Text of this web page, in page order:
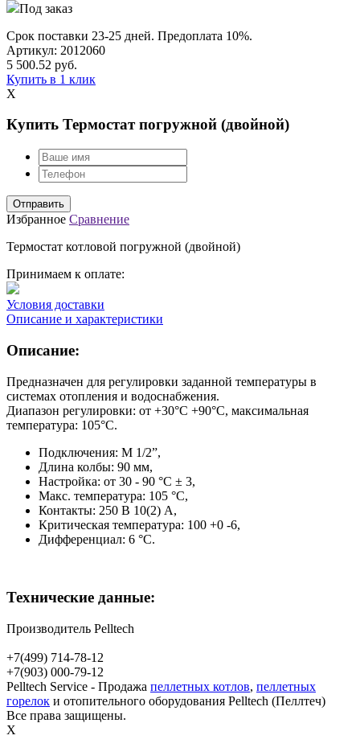
Под заказ
Срок поставки 23-25 дней. Предоплата 10%.
Артикул: 2012060
5 500.52 руб.
Купить в 1 клик
X
Купить Термостат погружной (двойной)
Избранное Сравнение
Термостат котловой погружной (двойной)
Принимаем к оплате:
Условия доставки
Описание и характеристики
Описание:
Предназначен для регулировки заданной температуры в
системах отопления и водоснабжения.
Диапазон регулировки: от +30°С +90°С, максимальная
температура: 105°С.
Подключения: M 1/2”,
Длина колбы: 90 мм,
Настройка: от 30 - 90 °C ± 3,
Макс. температура: 105 °C,
Контакты: 250 В 10(2) A,
Критическая температура: 100 +0 -6,
Дифференциал: 6 °C.
Технические данные:
Производитель Pelltech
+7(499) 714-78-12
+7(903) 000-79-12
Pelltech Service - Продажа пеллетных котлов, пеллетных
горелок и отопительного оборудования Pelltech (Пеллтеч)
Все права защищены.
X